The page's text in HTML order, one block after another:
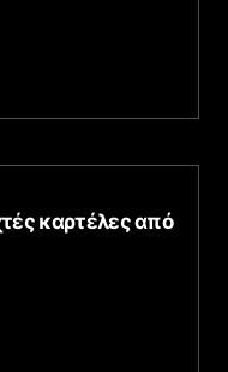
καρτέλες από